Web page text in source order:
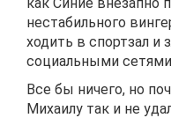
нестабильного
ходить в спортзал и
социальными
Все бы ничего, но
Михаилу так и не